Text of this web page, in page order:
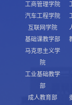
工商管理学院
汽车工程学院
互联网学院
基础课教学部
马克思主义学
院
工业基础教学
部
成人教育部